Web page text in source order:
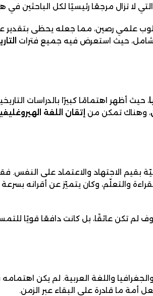
لا تزال مرجعًا رئيسيًا لكل الباحثين في
علمي رصين، مما جعله يحظى بتقدير
شامل، حيث استعرض فيه جميع فترات
، حيث أظهر اهتمامًا كبيرًا بالدراسات
، وهناك تمكن من إتقان اللغة
بقيم الاجتهاد والاعتماد على النفس.
والتعلّم، وكان يتميّز عن أقرانه بسرعة
تكن عائقًا، بل كانت دافعًا قويًا
واللغة العربية. لم يكن اهتمامه
ما قادرة على البقاء عبر الزمن.